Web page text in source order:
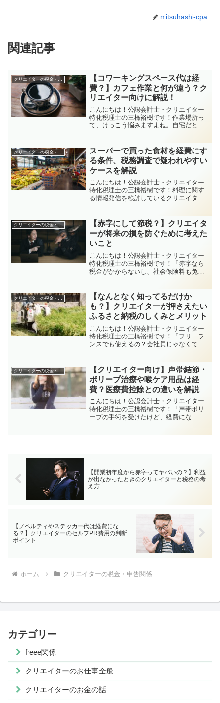
mitsuhashi-cpa
関連記事
【コワーキングスペース代は経
費？】カフェ作業と何が違う？ク
リエイター向けに解説！
こんにちは！公認会計士・クリエイター
特化税理士の三橋裕樹です！作業場所っ
て、けっこう悩みますよね。自宅だと集
ングスペース」や「カフェ」。「カフェ
で作業してるけど、経費にし...
クリエイターの税金・申告関係
スーパーで買った食材を経費にす
る条件、税務調査で疑われやすい
ケースを解説
こんにちは！公認会計士・クリエイター
特化税理士の三橋裕樹です！料理に関す
る情報発信を検討しているクリエイター
いった質問をよくいただきます。また、
ほかのクリエイターさんか...
クリエイターの税金・申告関係
【赤字にして節税？】クリエイタ
ーが将来の損を防ぐために考えた
いこと
こんにちは！公認会計士・クリエイター
特化税理士の三橋裕樹です！「赤字なら
税金がかからないし、社会保険料も免除
いるみたいです。もちろん、節税や保険
料の削減は悪いことじゃあり...
【なんとなく知ってるだけか
も？】クリエイターが押さえたい
ふるさと納税のしくみとメリット
こんにちは！公認会計士・クリエイター
特化税理士の三橋裕樹です！「フリーラ
ンスでも使えるの？会社員じゃなくても
課税されないの？」そんなふうに、ふる
さと納税のこと、なんと...
【クリエイター向け】声帯結節・
ポリープ治療や喉ケア用品は経
費？医療費控除との違いを解説
こんにちは！公認会計士・クリエイター
特化税理士の三橋裕樹です！「声帯ポリ
ープの手術を受けたけど、経費にな
【開業初年度から赤字ってヤバいの？】利益
が出なかったときのクリエイターと税務の考
え方
【ノベルティやステッカー代は経費にな
る？】クリエイターのセルフPR費用の判断
ポイント
ホーム クリエイターの税金・申告関係
カテゴリー
freee関係
クリエイターのお仕事全般
クリエイターのお金の話